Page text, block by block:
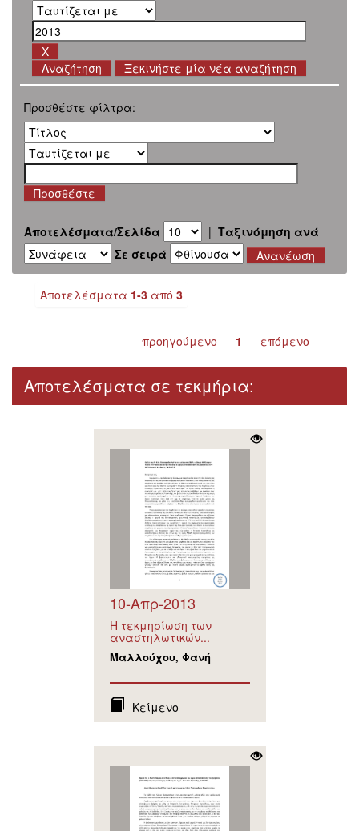
Ξεκινήστε μία νέα αναζήτηση
Προσθέστε φίλτρα:
Αποτελέσματα/Σελίδα | Ταξινόμηση ανά
Σε σειρά
Αποτελέσματα 1-3 από 3
προηγούμενο 1 επόμενο
Αποτελέσματα σε τεκμήρια:
10-Απρ-2013
Η τεκμηρίωση των
αναστηλωτικών...
Μαλλούχου, Φανή
Κείμενο